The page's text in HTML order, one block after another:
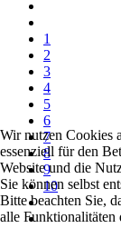
1
2
3
4
5
6
7
8
9
10
Wir nutzen Cookies
essenziell für den
Website und die
Sie können selbst
Bitte beachten Sie,
alle Funktionalitäten